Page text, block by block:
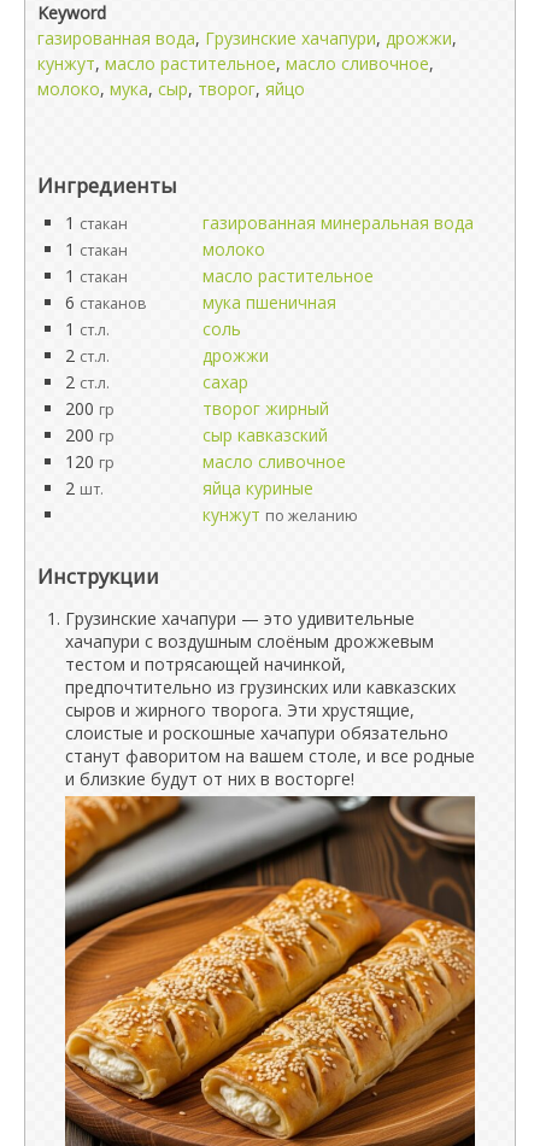
Keyword
газированная вода, Грузинские хачапури, дрожжи,
кунжут, масло растительное, масло сливочное,
молоко, мука, сыр, творог, яйцо
Ингредиенты
1 стакан
газированная минеральная вода
1 стакан
молоко
1 стакан
масло растительное
6 стаканов
мука пшеничная
1 ст.л.
соль
2 ст.л.
дрожжи
2 ст.л.
сахар
200 гр
творог жирный
200 гр
сыр кавказский
120 гр
масло сливочное
2 шт.
яйца куриные
кунжут по желанию
Инструкции
Грузинские хачапури — это удивительные
хачапури с воздушным слоёным дрожжевым
тестом и потрясающей начинкой,
предпочтительно из грузинских или кавказских
сыров и жирного творога. Эти хрустящие,
слоистые и роскошные хачапури обязательно
станут фаворитом на вашем столе, и все родные
и близкие будут от них в восторге!